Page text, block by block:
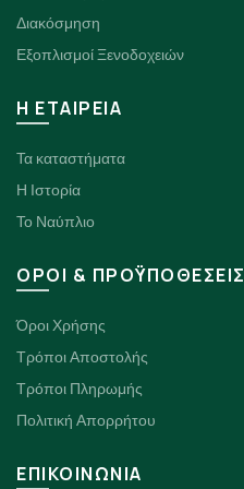
Διακόσμηση
Εξοπλισμοί Ξενοδοχειών
H ΕΤΑΙΡΕΙΑ
Τα καταστήματα
Η Ιστορία
Το Ναύπλιο
ΟΡΟΙ & ΠΡΟΫΠΟΘΕΣΕΙΣ
Όροι Χρήσης
Τρόποι Αποστολής
Τρόποι Πληρωμής
Πολιτική Απορρήτου
ΕΠΙΚΟΙΝΩΝΙΑ